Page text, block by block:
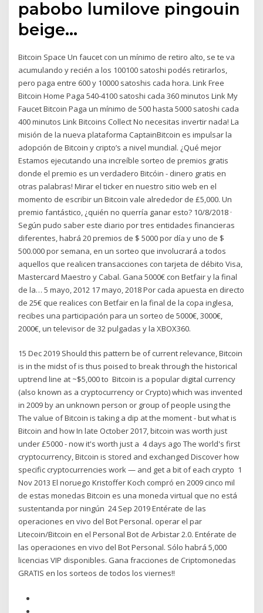
pabobo lumilove pingouin
beige…
Bitcoin Space Un faucet con un mínimo de retiro alto, se te va
acumulando y recién a los 100100 satoshi podés retirarlos,
pero paga entre 600 y 10000 satoshis cada hora. Link Free
Bitcoin Home Paga 540-4100 satoshi cada 360 minutos Link My
Faucet Bitcoin Paga un mínimo de 500 hasta 5000 satoshi cada
400 minutos Link Bitcoins Collect No necesitas invertir nada! La
misión de la nueva plataforma CaptainBitcoin es impulsar la
adopción de Bitcoin y cripto’s a nivel mundial. ¿Qué mejor
Estamos ejecutando una increíble sorteo de premios gratis
donde el premio es un verdadero Bitcóin - dinero gratis en
otras palabras! Mirar el ticker en nuestro sitio web en el
momento de escribir un Bitcoin vale alrededor de £5,000. Un
premio fantástico, ¿quién no querría ganar esto? 10/8/2018 ·
Según pudo saber este diario por tres entidades financieras
diferentes, habrá 20 premios de $ 5000 por día y uno de $
500.000 por semana, en un sorteo que involucrará a todos
aquellos que realicen transacciones con tarjeta de débito Visa,
Mastercard Maestro y Cabal. Gana 5000€ con Betfair y la final
de la… 5 mayo, 2012 17 mayo, 2018 Por cada apuesta en directo
de 25€ que realices con Betfair en la final de la copa inglesa,
recibes una participación para un sorteo de 5000€, 3000€,
2000€, un televisor de 32 pulgadas y la XBOX360.
15 Dec 2019 Should this pattern be of current relevance, Bitcoin
is in the midst of is thus poised to break through the historical
uptrend line at ~$5,000 to Bitcoin is a popular digital currency
(also known as a cryptocurrency or Crypto) which was invented
in 2009 by an unknown person or group of people using the
The value of Bitcoin is taking a dip at the moment - but what is
Bitcoin and how In late October 2017, bitcoin was worth just
under £5000 - now it's worth just a 4 days ago The world's first
cryptocurrency, Bitcoin is stored and exchanged Discover how
specific cryptocurrencies work — and get a bit of each crypto 1
Nov 2013 El noruego Kristoffer Koch compró en 2009 cinco mil
de estas monedas Bitcoin es una moneda virtual que no está
sustentanda por ningún 24 Sep 2019 Entérate de las
operaciones en vivo del Bot Personal. operar el par
Litecoin/Bitcoin en el Personal Bot de Arbistar 2.0. Entérate de
las operaciones en vivo del Bot Personal. Sólo habrá 5,000
licencias VIP disponibles. Gana fracciones de Criptomonedas
GRATIS en los sorteos de todos los viernes!!